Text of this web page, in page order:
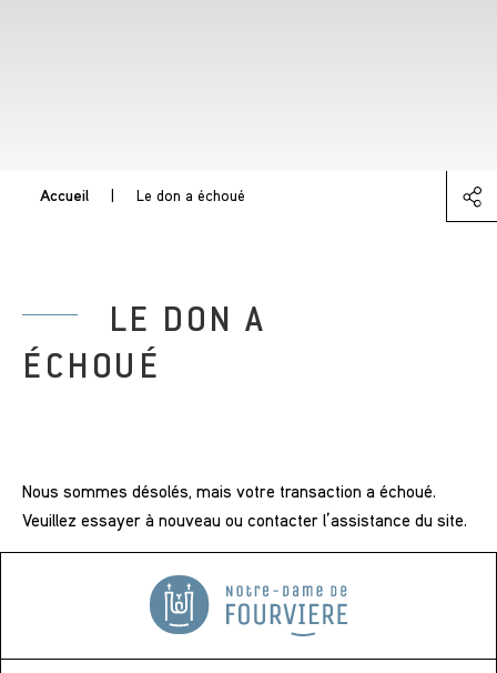
Accueil | Le don a échoué
LE DON A
ÉCHOUÉ
Nous sommes désolés, mais votre transaction a échoué.
Veuillez essayer à nouveau ou contacter l’assistance du site.